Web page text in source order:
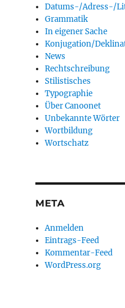
Datums-/Adress-/
Grammatik
In eigener Sache
Konjugation/
News
Rechtschreibung
Stilistisches
Typographie
Über Canoonet
Unbekannte Wörter
Wortbildung
Wortschatz
META
Anmelden
Eintrags-Feed
Kommentar-Feed
WordPress.org